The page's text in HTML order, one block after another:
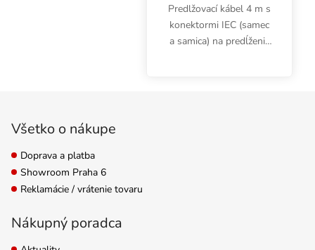
Predlžovací kábel 4 m s
konektormi IEC (samec
a samica) na predĺženie
Všetko o nákupe
Doprava a platba
Showroom Praha 6
Reklamácie / vrátenie tovaru
Nákupný poradca